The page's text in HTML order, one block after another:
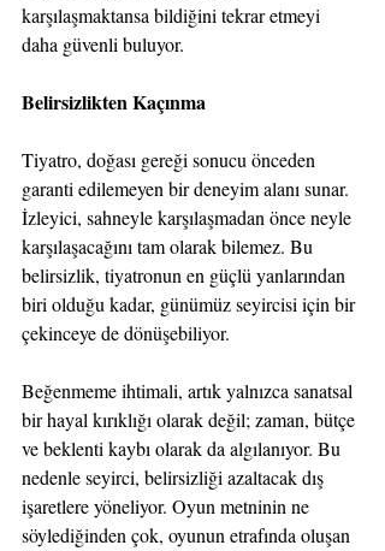
karşılaşmaktansa bildiğini tekrar etmeyi
daha güvenli buluyor.
Belirsizlikten Kaçınma
Tiyatro, doğası gereği sonucu önceden
garanti edilemeyen bir deneyim alanı sunar.
İzleyici, sahneyle karşılaşmadan önce neyle
karşılaşacağını tam olarak bilemez. Bu
belirsizlik, tiyatronun en güçlü yanlarından
biri olduğu kadar, günümüz seyircisi için bir
çekinceye de dönüşebiliyor.
Beğenmeme ihtimali, artık yalnızca sanatsal
bir hayal kırıklığı olarak değil; zaman, bütçe
ve beklenti kaybı olarak da algılanıyor. Bu
nedenle seyirci, belirsizliği azaltacak dış
işaretlere yöneliyor. Oyun metninin ne
söylediğinden çok, oyunun etrafında oluşan